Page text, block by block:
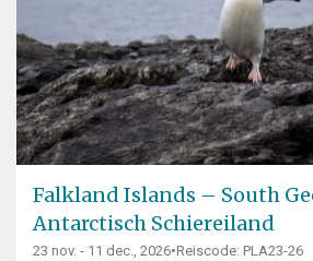
Falkland Islands – South
Antarctisch Schiereiland
23 nov. - 11 dec., 2026•Reiscode: PLA23-26